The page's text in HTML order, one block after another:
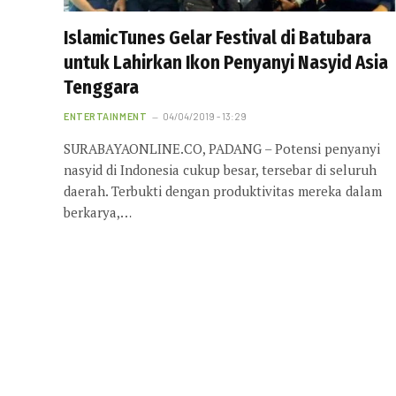
IslamicTunes Gelar Festival di Batubara
untuk Lahirkan Ikon Penyanyi Nasyid Asia
Tenggara
ENTERTAINMENT 04/04/2019 - 13:29
SURABAYAONLINE.CO, PADANG – Potensi penyanyi
nasyid di Indonesia cukup besar, tersebar di seluruh
daerah. Terbukti dengan produktivitas mereka dalam
berkarya,…